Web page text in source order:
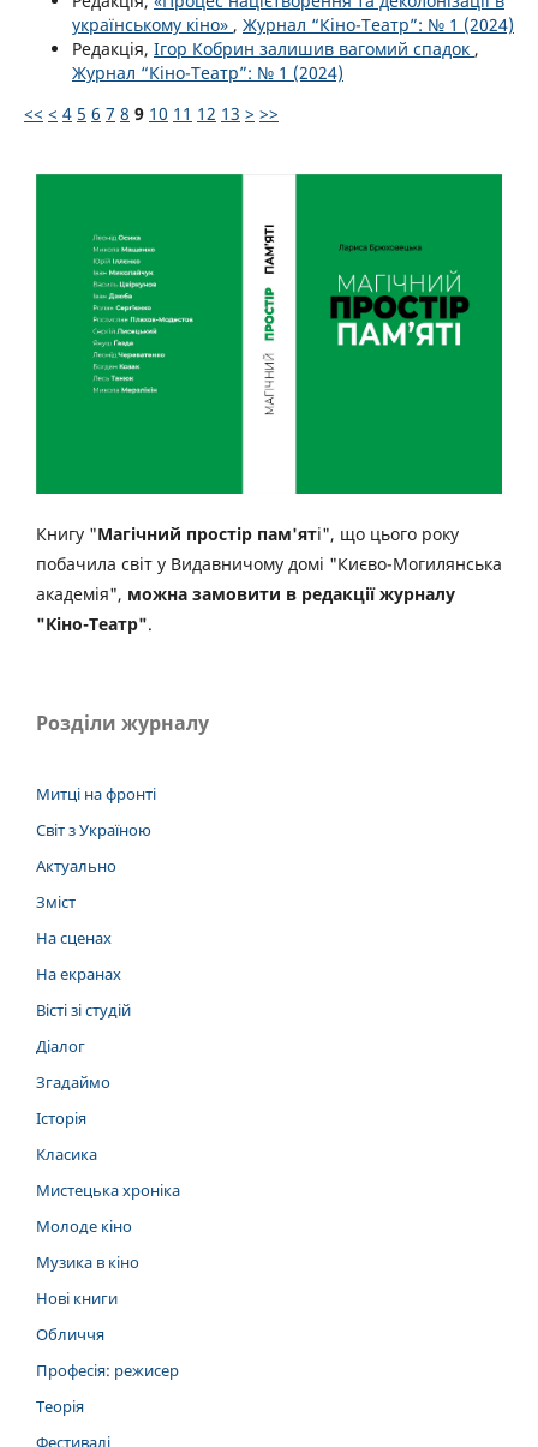
українському кіно» , Журнал “Кіно-Театр”: № 1 (2024)
Редакція, Ігор Кобрин залишив вагомий спадок ,
Журнал “Кіно-Театр”: № 1 (2024)
<< < 4 5 6 7 8 9 10 11 12 13 > >>
Книгу "Магічний простір пам'яті", що цього року
побачила світ у Видавничому домі "Києво-Могилянська
академія", можна замовити в редакції журналу
"Кіно-Театр".
Розділи журналу
Митці на фронті
Світ з Україною
Актуально
Зміст
На сценах
На екранах
Вісті зі студій
Діалог
Згадаймо
Історія
Класика
Мистецька хроніка
Молоде кіно
Музика в кіно
Нові книги
Обличчя
Професія: режисер
Теорія
Фестивалі